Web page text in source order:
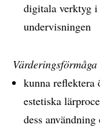
digitala verktyg
undervisningen
kunna reflektera
estetiska
dess